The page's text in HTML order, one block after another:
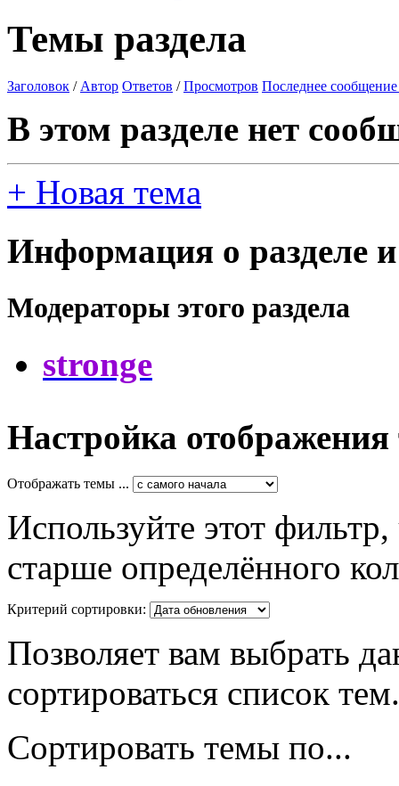
Темы раздела
Заголовок / Автор Ответов /Просмотров Последнее сообщение
В этом разделе нет
+ Новая тема
Информация о разделе
Модераторы этого раздела
stronge
Настройка отображения
Отображать темы ...
Используйте этот
старше определённого
Критерий сортировки:
Позволяет вам выбрать
сортироваться список тем.
Сортировать темы по...